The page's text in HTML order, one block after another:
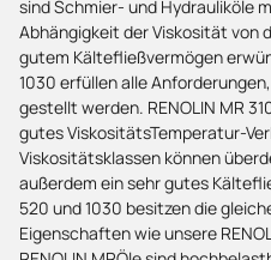
sind Schmier- und Hydrauliköle
Abhängigkeit der Viskosität von
gutem Kältefließvermögen
1030 erfüllen alle
gestellt werden. RENOLIN MR
gutes ViskositätsTemperatur-
Viskositätsklassen können
außerdem ein sehr gutes
520 und 1030 besitzen die
Eigenschaften wie unsere